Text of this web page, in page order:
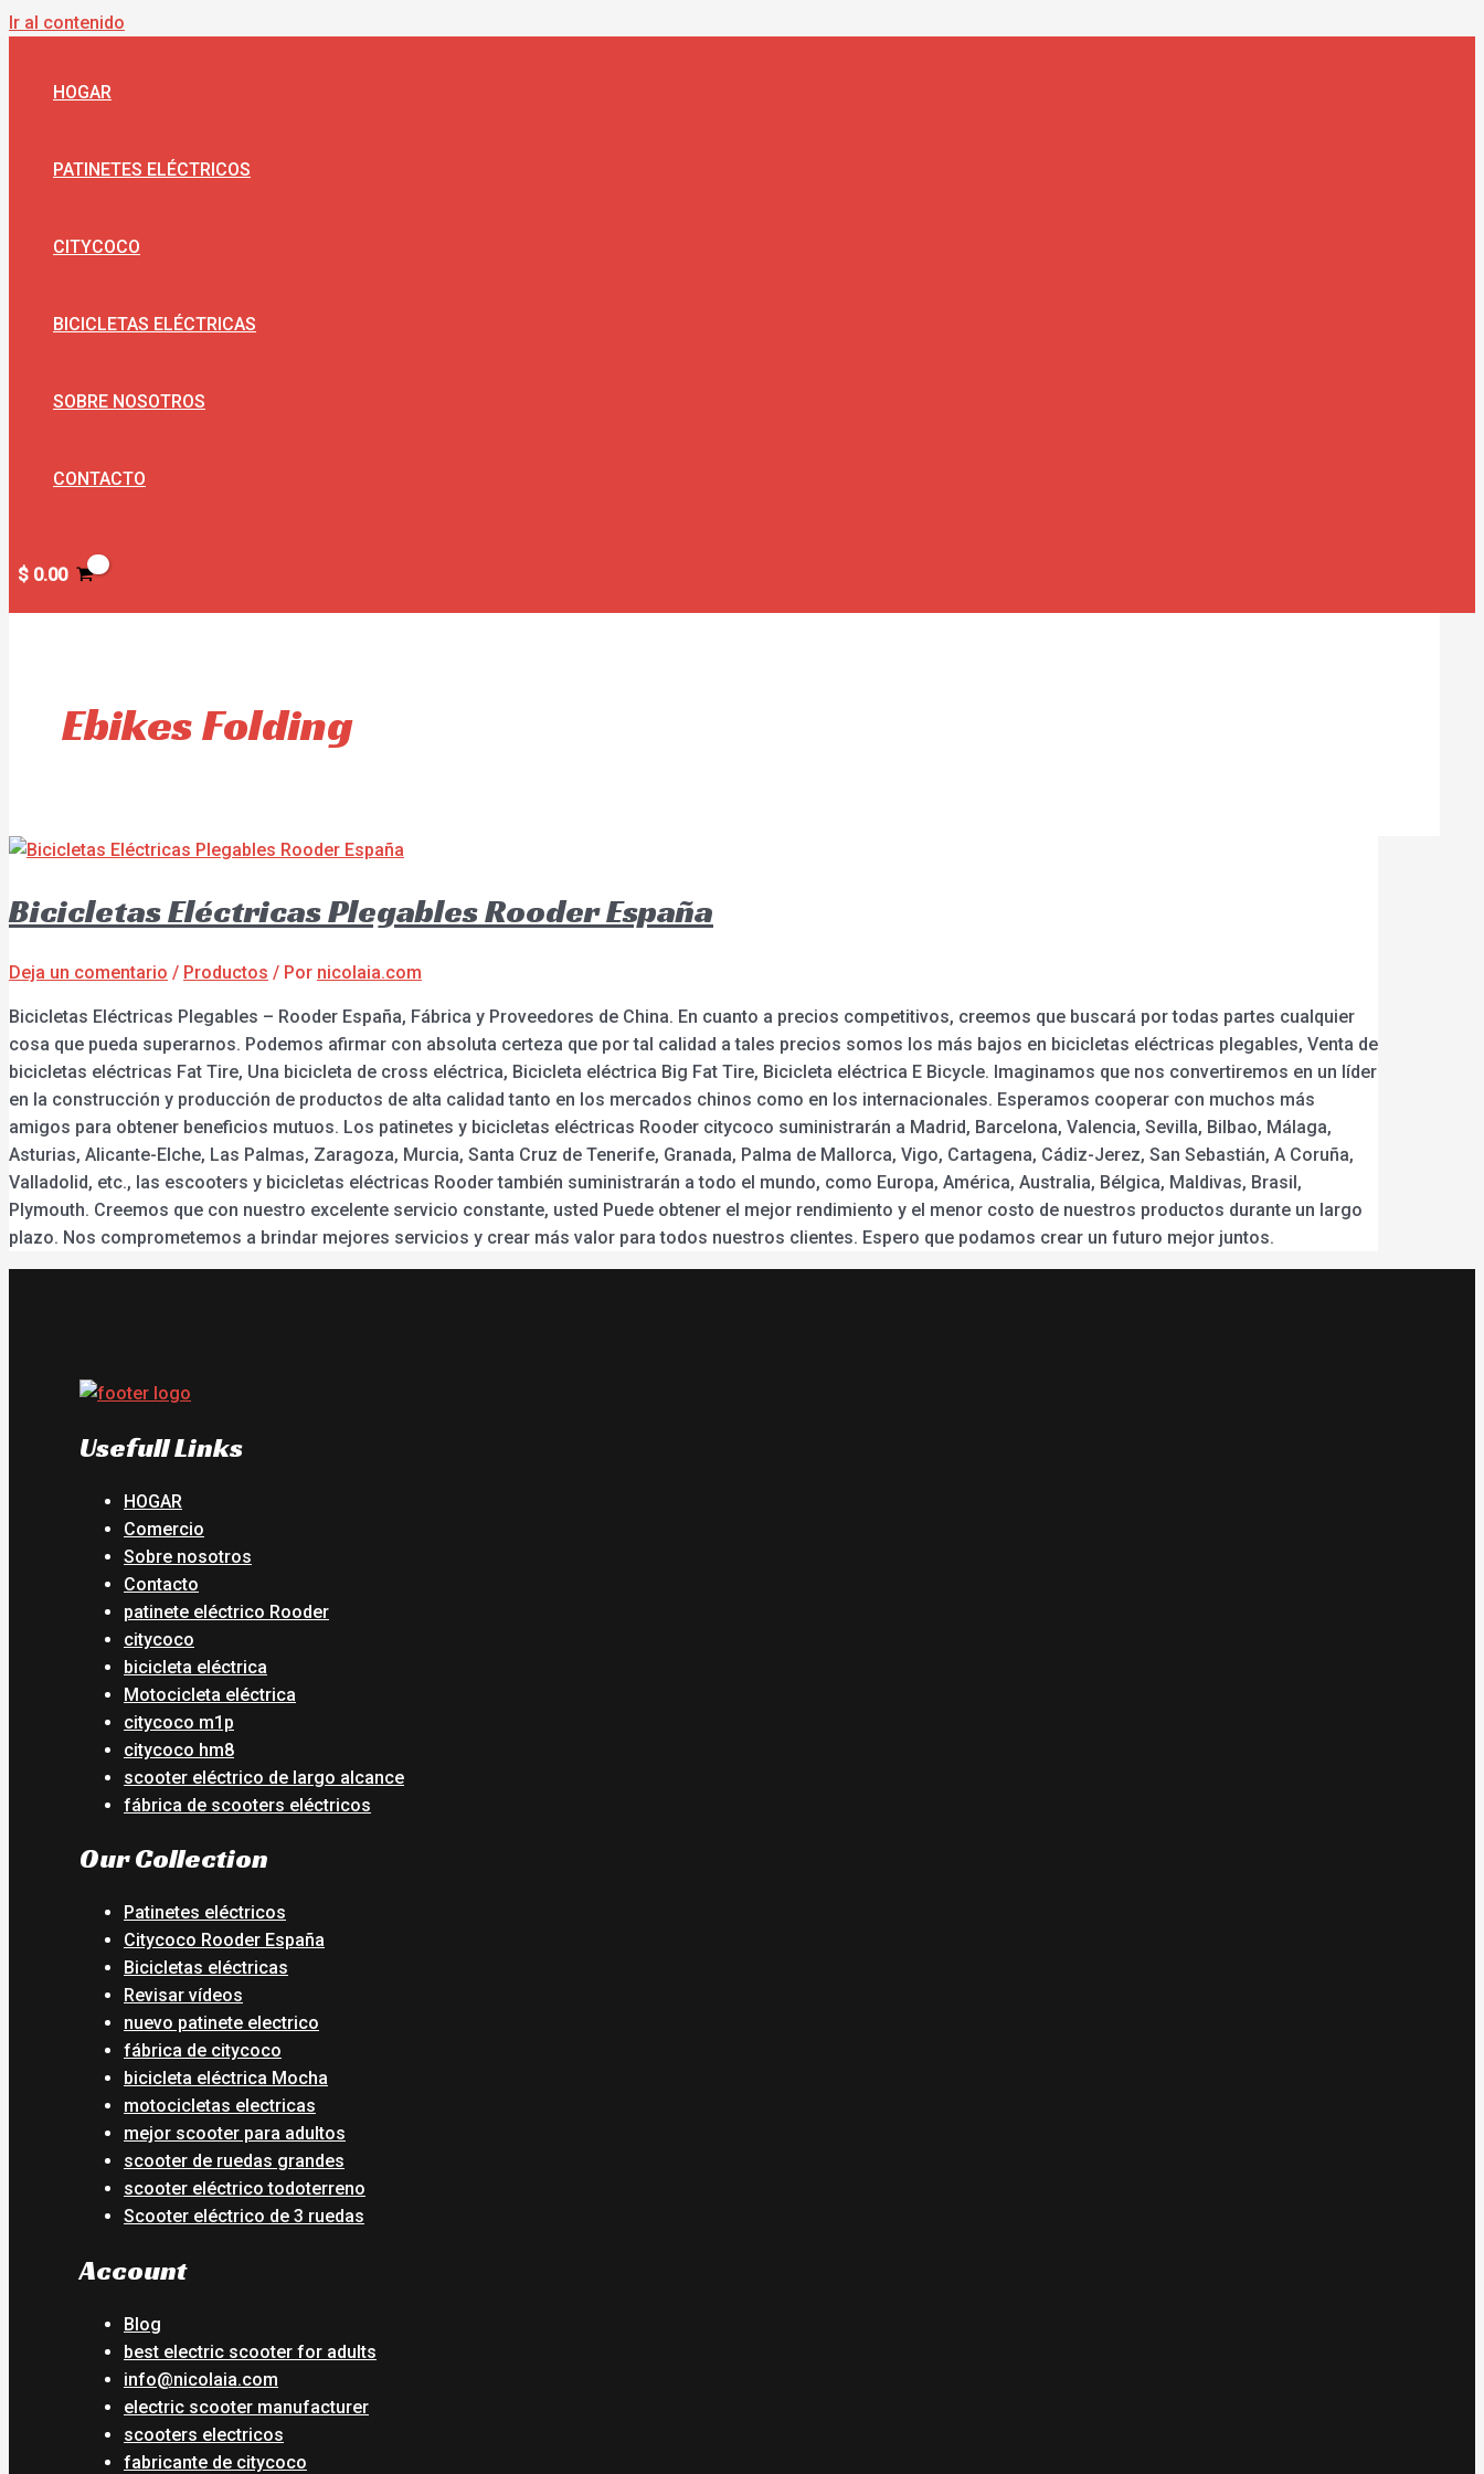
Ir al contenido
HOGAR
PATINETES ELÉCTRICOS
CITYCOCO
BICICLETAS ELÉCTRICAS
SOBRE NOSOTROS
CONTACTO
$ 0.00
Ebikes Folding
Bicicletas Eléctricas Plegables Rooder España
Deja un comentario / Productos / Por nicolaia.com
Bicicletas Eléctricas Plegables – Rooder España, Fábrica y Proveedores de China. En cuanto a precios competitivos, creemos que buscará por todas partes cualquier
cosa que pueda superarnos. Podemos afirmar con absoluta certeza que por tal calidad a tales precios somos los más bajos en bicicletas eléctricas plegables, Venta de
bicicletas eléctricas Fat Tire, Una bicicleta de cross eléctrica, Bicicleta eléctrica Big Fat Tire, Bicicleta eléctrica E Bicycle. Imaginamos que nos convertiremos en un líder
en la construcción y producción de productos de alta calidad tanto en los mercados chinos como en los internacionales. Esperamos cooperar con muchos más
amigos para obtener beneficios mutuos. Los patinetes y bicicletas eléctricas Rooder citycoco suministrarán a Madrid, Barcelona, Valencia, Sevilla, Bilbao, Málaga,
Asturias, Alicante-Elche, Las Palmas, Zaragoza, Murcia, Santa Cruz de Tenerife, Granada, Palma de Mallorca, Vigo, Cartagena, Cádiz-Jerez, San Sebastián, A Coruña,
Valladolid, etc., las escooters y bicicletas eléctricas Rooder también suministrarán a todo el mundo, como Europa, América, Australia, Bélgica, Maldivas, Brasil,
Plymouth. Creemos que con nuestro excelente servicio constante, usted Puede obtener el mejor rendimiento y el menor costo de nuestros productos durante un largo
plazo. Nos comprometemos a brindar mejores servicios y crear más valor para todos nuestros clientes. Espero que podamos crear un futuro mejor juntos.
Usefull Links
HOGAR
Comercio
Sobre nosotros
Contacto
patinete eléctrico Rooder
citycoco
bicicleta eléctrica
Motocicleta eléctrica
citycoco m1p
citycoco hm8
scooter eléctrico de largo alcance
fábrica de scooters eléctricos
Our Collection
Patinetes eléctricos
Citycoco Rooder España
Bicicletas eléctricas
Revisar vídeos
nuevo patinete electrico
fábrica de citycoco
bicicleta eléctrica Mocha
motocicletas electricas
mejor scooter para adultos
scooter de ruedas grandes
scooter eléctrico todoterreno
Scooter eléctrico de 3 ruedas
Account
Blog
best electric scooter for adults
info@nicolaia.com
electric scooter manufacturer
scooters electricos
fabricante de citycoco